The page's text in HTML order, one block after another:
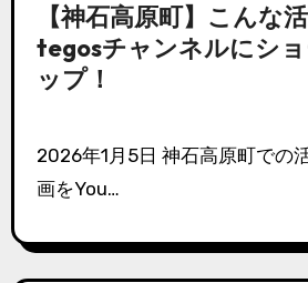
【神石高原町】こんな
tegosチャンネルにシ
ップ！
2026年1月5日 神石高原町での活動のショート動
画をYou…